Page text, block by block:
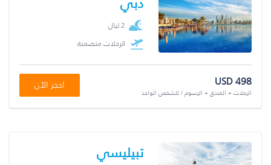
2 ليال
الرحلات متضمنة
USD 498
الرحلات + الفندق + الرسوم / للشخص الواحد
احجز الآن
تبيليسي